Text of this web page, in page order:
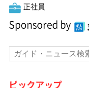
正社員
Sponsored by
ピックアップ